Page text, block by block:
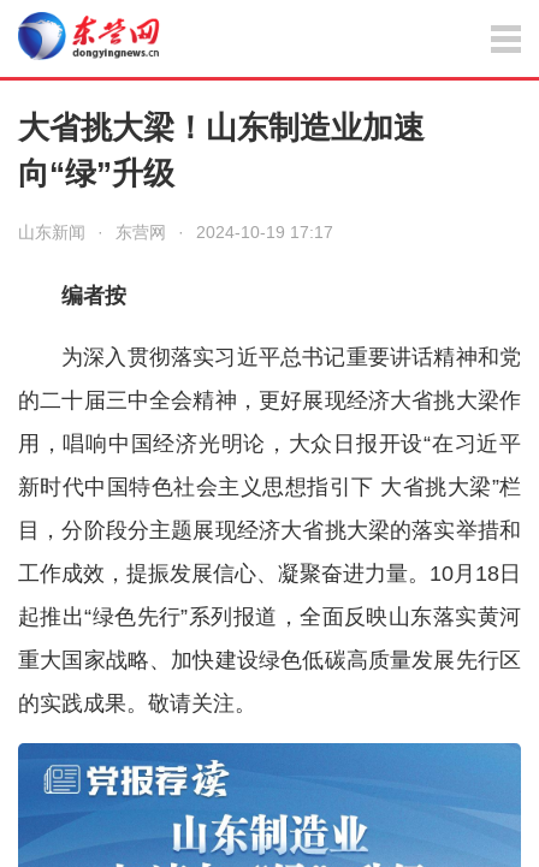
大省挑大梁！山东制造业加速
向“绿”升级
山东新闻 · 东营网 · 2024-10-19 17:17
编者按
为深入贯彻落实习近平总书记重要讲话精神和党
的二十届三中全会精神，更好展现经济大省挑大梁作
用，唱响中国经济光明论，大众日报开设“在习近平
新时代中国特色社会主义思想指引下 大省挑大梁”栏
目，分阶段分主题展现经济大省挑大梁的落实举措和
工作成效，提振发展信心、凝聚奋进力量。10月 18日
起推出“绿色先行”系列报道，全面反映山东落实黄河
重大国家战略、加快建设绿色低碳高质量发展先行区
的实践成果。敬请关注。